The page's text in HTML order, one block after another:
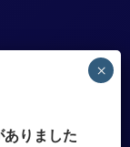
りました